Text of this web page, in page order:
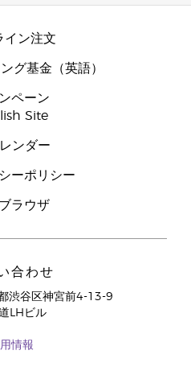
イン注文
グ基金（英語）
ペーン
Site
ンダー
ーポリシー
ラウザ
合わせ
渋谷区神宮前4-13-9
LHビル
情報